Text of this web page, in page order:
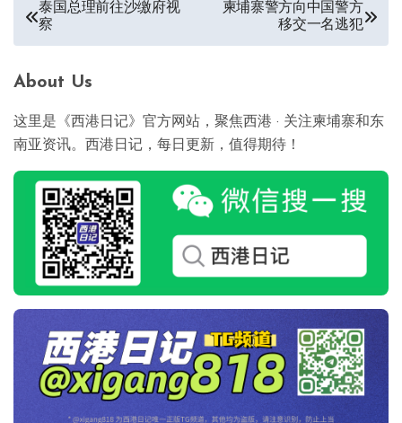
泰国总理前往沙缴府视
察
柬埔寨警方向中国警方
移交一名逃犯
About Us
这里是《西港日记》官方网站，聚焦西港 · 关注柬埔寨和东
南亚资讯。西港日记，每日更新，值得期待！